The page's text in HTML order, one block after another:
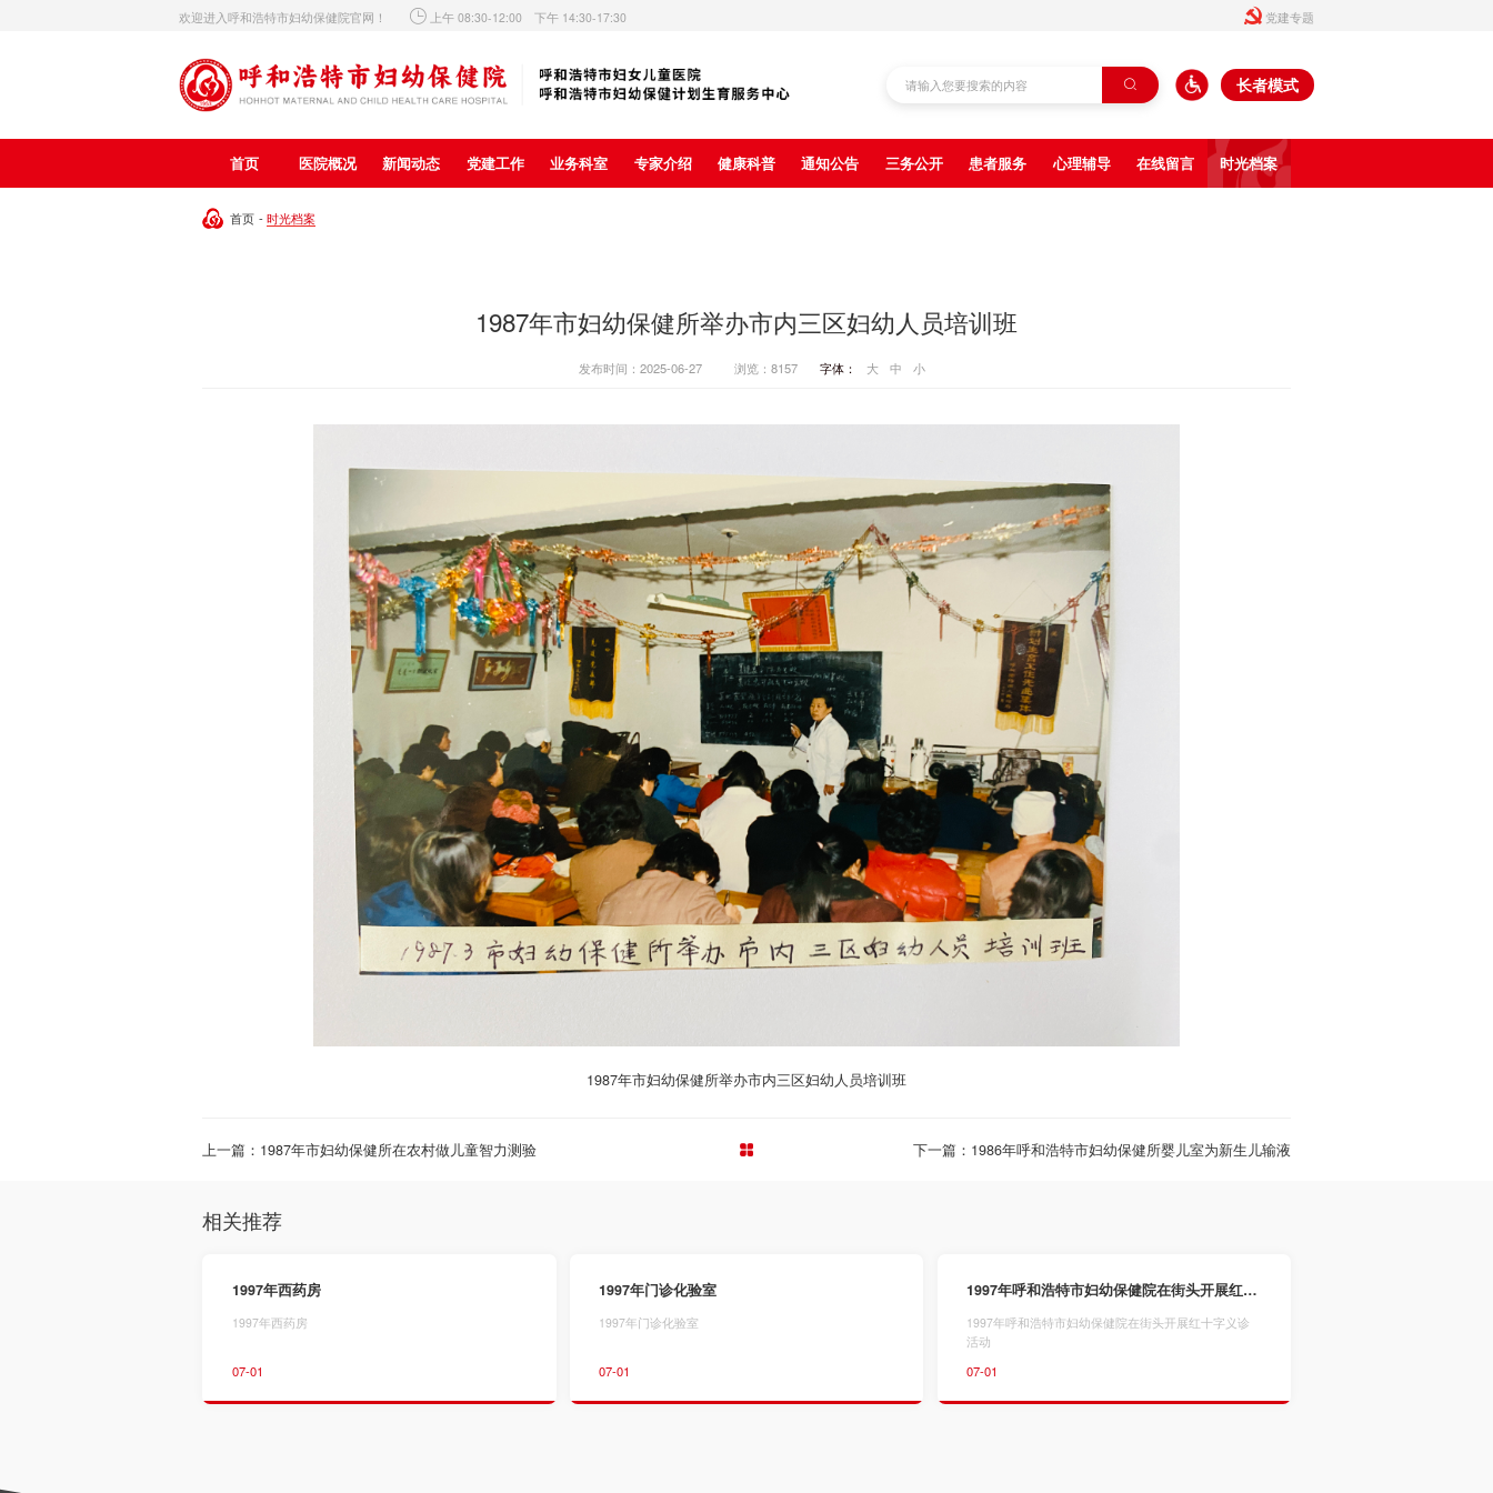
欢迎进入呼和浩特市妇幼保健院官网！  上午 08:30-12:00 下午 14:30-17:30 党建专题
 长者模式
首页 医院概况 新闻动态 党建工作 业务科室 专家介绍 健康科普 通知公告 三务公开 患者服务 心理辅导 在线留言 时光档案
首页 - 时光档案
1987年市妇幼保健所举办市内三区妇幼人员培训班
发布时间：2025-06-27 浏览：8157 字体： 大 中 小
1987年市妇幼保健所举办市内三区妇幼人员培训班
上一篇：1987年市妇幼保健所在农村做儿童智力测验 下一篇：1986年呼和浩特市妇幼保健所婴儿室为新生儿输液
相关推荐
1997年西药房
1997年西药房
07-01
1997年门诊化验室
1997年门诊化验室
07-01
1997年呼和浩特市妇幼保健院在街头开展红十字义诊活动
1997年呼和浩特市妇幼保健院在街头开展红十字义诊
活动
07-01